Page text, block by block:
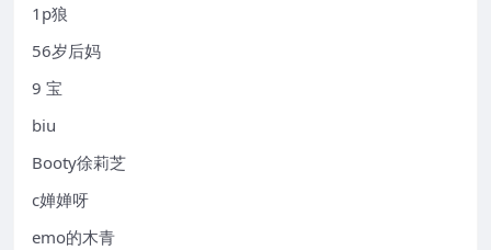
1p狼
56岁后妈
9 宝
biu
Booty徐莉芝
c婵婵呀
emo的木青